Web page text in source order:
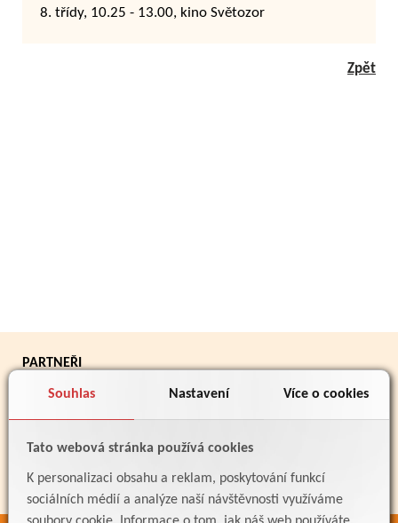
Souhlas Nastavení Více o cookies
Tato webová stránka používá cookies
K personalizaci obsahu a reklam, poskytování funkcí
sociálních médií a analýze naší návštěvnosti využíváme
8. třídy, 10.25 - 13.00, kino Světozor
Zpět
PARTNEŘI